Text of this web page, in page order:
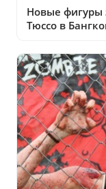
Новые фигуры
Тюссо в